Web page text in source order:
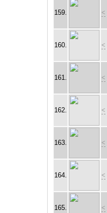
159. <
160. <
161. <
162. <
163. <
164. <
165. <